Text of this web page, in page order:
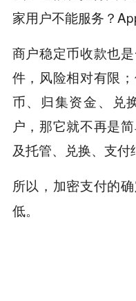
家用户不能服务？
商户稳定币收款也
件，风险相对有限
币、归集资金、兑
户，那它就不再是
及托管、兑换、支付
所以， 加密支付的
低。